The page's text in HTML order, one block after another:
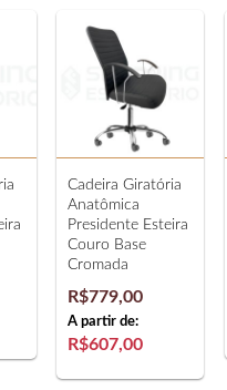
Cadeira Giratória
Anatômica
Presidente Esteira
Couro Base
Cromada
R$779,00
A partir de:
R$607,00